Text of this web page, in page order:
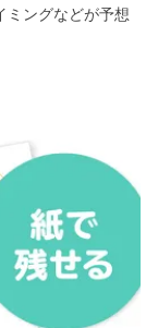
ミングなどが予想